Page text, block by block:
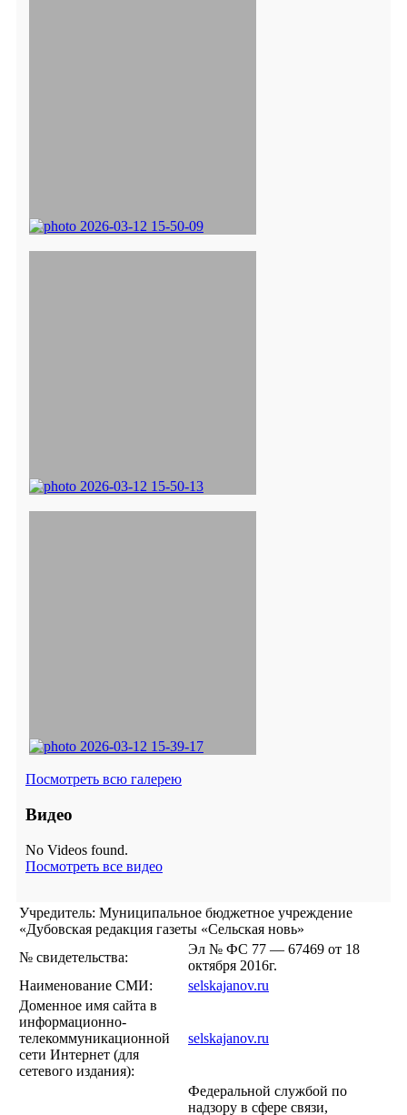
Посмотреть всю галерею
Видео
No Videos found.
Посмотреть все видео
Учредитель: Муниципальное бюджетное учреждение
«Дубовская редакция газеты «Сельская новь»
№ свидетельства:
Эл № ФС 77 — 67469 от 18
октября 2016г.
Наименование СМИ:
selskajanov.ru
Доменное имя сайта в
информационно-
телекоммуникационной
сети Интернет (для
сетевого издания):
selskajanov.ru
Федеральной службой по
надзору в сфере связи,